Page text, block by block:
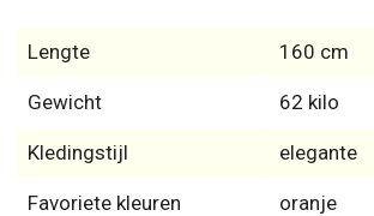
Lengte 160 cm
Gewicht 62 kilo
Kledingstijl elegante
Favoriete kleuren oranje